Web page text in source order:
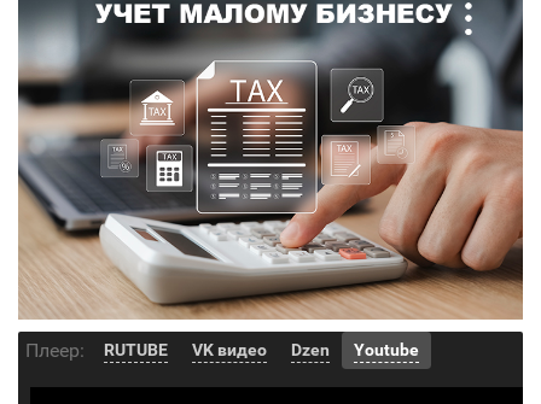
Плеер: RUTUBE VK видео Dzen Youtube